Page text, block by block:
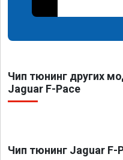
Чип тюнинг других
Jaguar F-Pace
Чип тюнинг Jaguar F-